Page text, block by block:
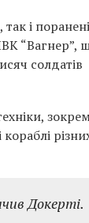
і поранені
“Вагнер”,
солдатів
Докерті.